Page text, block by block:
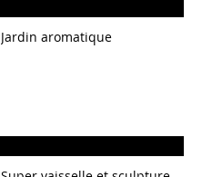
Jardin aromatique